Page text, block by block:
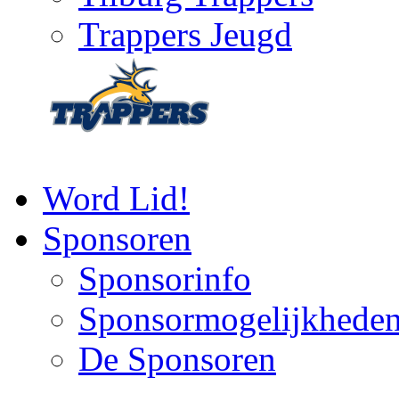
Trappers Jeugd
Word Lid!
Sponsoren
Sponsorinfo
De Sponsoren